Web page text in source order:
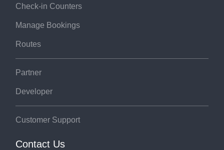
Check-in Counters
Manage Bookings
Routes
Partner
Developer
Customer Support
Contact Us